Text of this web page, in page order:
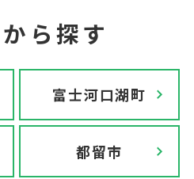
から探す
富士河口湖町
都留市